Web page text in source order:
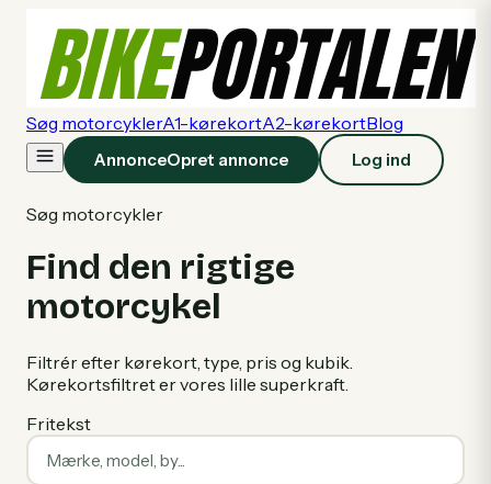
Søg motorcyklerA1-kørekortA2-kørekortBlog
AnnonceOpret annonce Log ind
Søg motorcykler
Find den rigtige
motorcykel
Filtrér efter kørekort, type, pris og kubik.
Kørekortsfiltret er vores lille superkraft.
Fritekst